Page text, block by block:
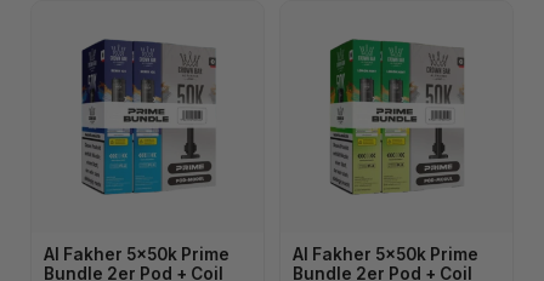
Al Fakher 5x50k Prime
Bundle 2er Pod + Coil
Al Fakher 5x50k Prime
Bundle 2er Pod + Coil